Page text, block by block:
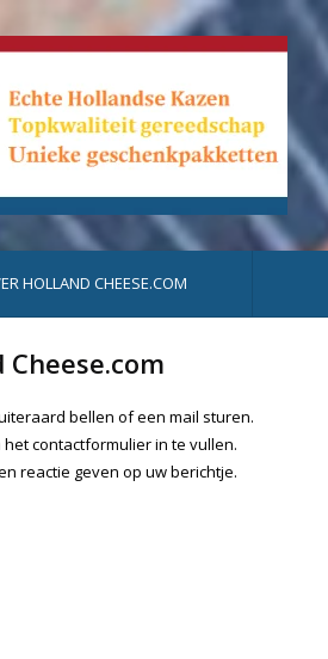
HOLLAND CHEESE.COM
bellen of een mail sturen.
contactformulier in te vullen.
reactie geven op uw berichtje.